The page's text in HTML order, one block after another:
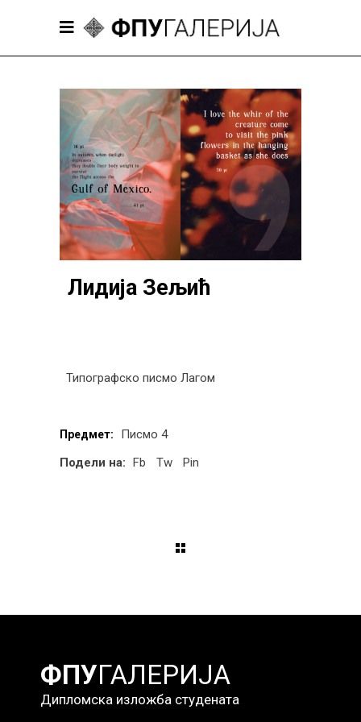
Лидија Зељић
Типографско писмо Лагом
Предмет:
Писмо 4
Подели на: Fb Tw Pin
ФПУГАЛЕРИЈА
Дипломска изложба студената